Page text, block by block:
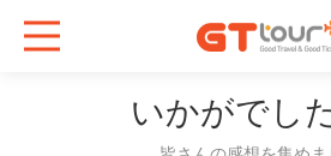
いかがでし